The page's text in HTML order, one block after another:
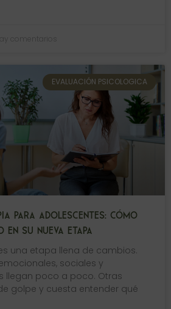
comentarios
EVALUACIÓN PSICOLOGICA
PARA ADOLESCENTES: CÓMO
EN SU NUEVA ETAPA
una etapa llena de cambios.
sociales y
llegan poco a poco. Otras
golpe y cuesta entender qué